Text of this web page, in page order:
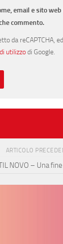
email e sito
commento.
da reCAPTCHA,
utilizzodi Google.
ARTICOLO
NOVO – Una